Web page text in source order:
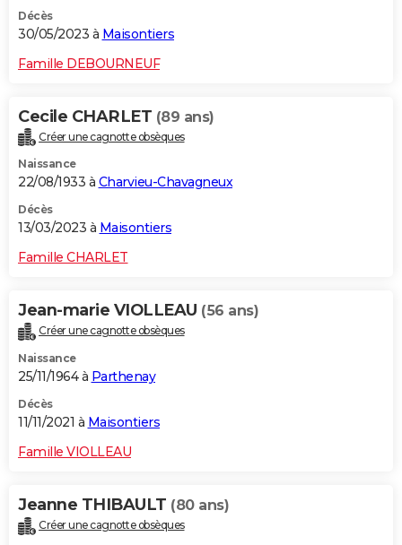
Décès
30/05/2023 à Maisontiers
Famille DEBOURNEUF
Cecile CHARLET (89 ans)
Créer une cagnotte obsèques
Naissance
22/08/1933 à Charvieu-Chavagneux
Décès
13/03/2023 à Maisontiers
Famille CHARLET
Jean-marie VIOLLEAU (56 ans)
Créer une cagnotte obsèques
Naissance
25/11/1964 à Parthenay
Décès
11/11/2021 à Maisontiers
Famille VIOLLEAU
Jeanne THIBAULT (80 ans)
Créer une cagnotte obsèques